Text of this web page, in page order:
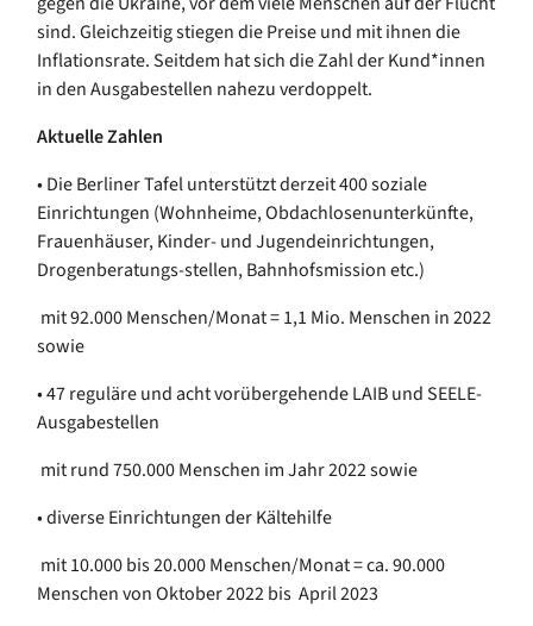
sind. Gleichzeitig stiegen die Preise und mit ihnen die
Inflationsrate. Seitdem hat sich die Zahl der Kund*innen
in den Ausgabestellen nahezu verdoppelt.
Aktuelle Zahlen
• Die Berliner Tafel unterstützt derzeit 400 soziale
Einrichtungen (Wohnheime, Obdachlosenunterkünfte,
Frauenhäuser, Kinder- und Jugendeinrichtungen,
Drogenberatungs-stellen, Bahnhofsmission etc.)
mit 92.000 Menschen/Monat = 1,1 Mio. Menschen in 2022
sowie
• 47 reguläre und acht vorübergehende LAIB und SEELE-
Ausgabestellen
mit rund 750.000 Menschen im Jahr 2022 sowie
• diverse Einrichtungen der Kältehilfe
mit 10.000 bis 20.000 Menschen/Monat = ca. 90.000
Menschen von Oktober 2022 bis April 2023